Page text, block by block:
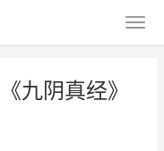
九阴真经》